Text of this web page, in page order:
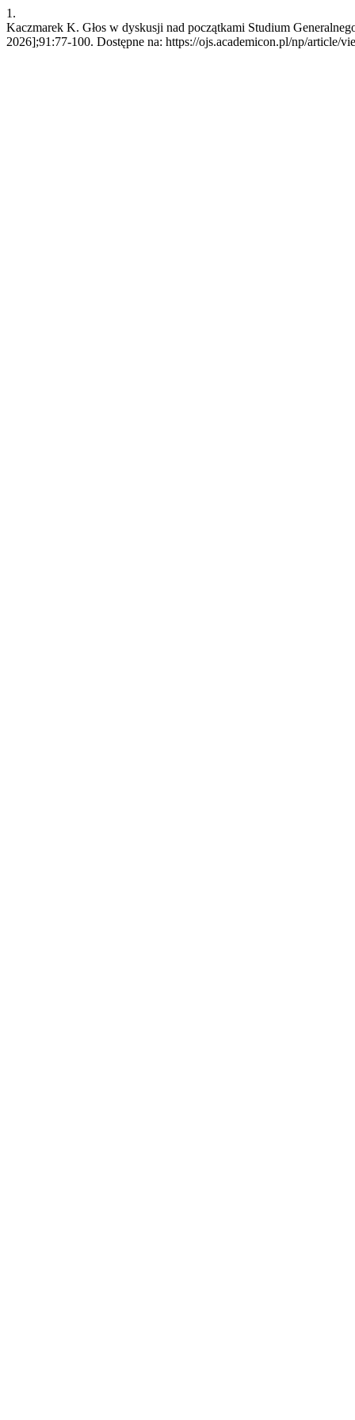
1.
Kaczmarek K. Głos w dyskusji nad początkami Studium
2026];91:77-100. Dostępne na: https://ojs.academicon.pl/np/article/